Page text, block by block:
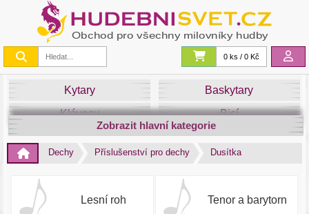
0 ks / 0 Kč
Kytary
Baskytary
Klávesy
Bicí
Smyčce
Dechy
Zobrazit hlavní kategorie
Dechy Příslušenství pro dechy Dusítka
Lesní roh Tenor a barytorn